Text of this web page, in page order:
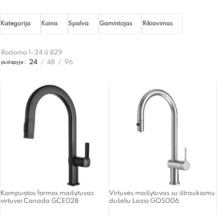
Kategorija Kaina Spalva Gamintojas Rikiavimas
Rodoma 1–24 iš 829
puslapyje 24 48 96
Kampuotos formos maišytuvas
virtuvei Canada GCE028
Virtuvės maišytuvas su ištraukiamu
dušeliu Lazio GOS006